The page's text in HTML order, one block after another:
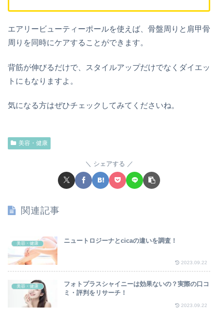
エアリービューティーポールを使えば、骨盤周りと肩甲骨
周りを同時にケアすることができます。
背筋が伸びるだけで、スタイルアップだけでなくダイエッ
トにもなりますよ。
気になる方はぜひチェックしてみてくださいね。
美容・健康
シェアする
関連記事
美容・健康 ニュートロジーナとcicaの違いを調査！
2023.09.22
美容・健康
フォトプラスシャイニーは効果ないの？実際の口コ
ミ・評判をリサーチ！
2023.09.22